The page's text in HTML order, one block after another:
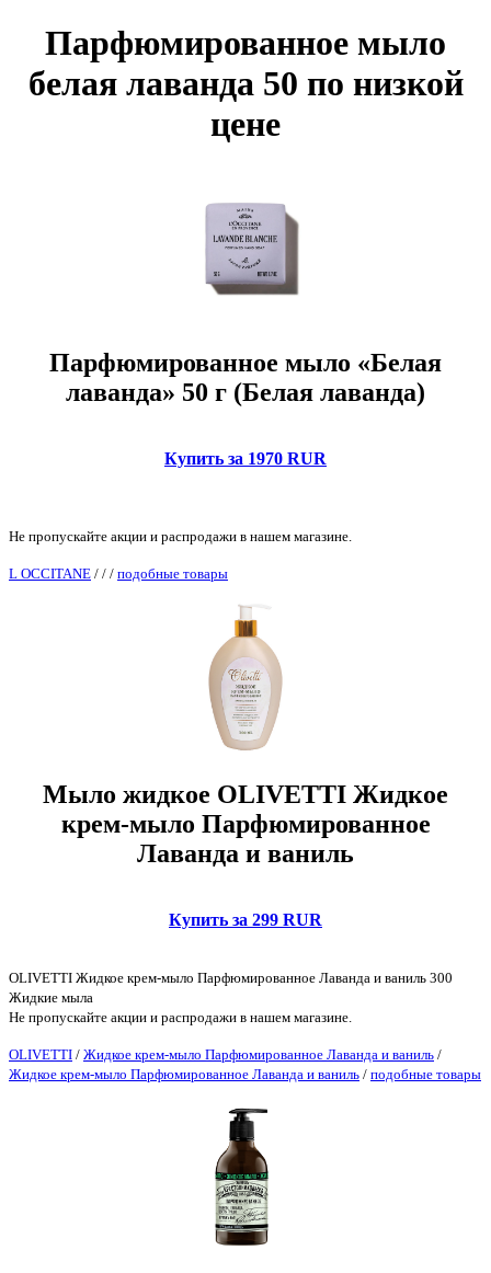
Парфюмированное мыло
белая лаванда 50 по низкой
цене
Парфюмированное мыло «Белая
лаванда» 50 г (Белая лаванда)
Купить за 1970 RUR
Не пропускайте акции и распродажи в нашем магазине.
L OCCITANE / / / подобные товары
Мыло жидкое OLIVETTI Жидкое
крем-мыло Парфюмированное
Лаванда и ваниль
Купить за 299 RUR
OLIVETTI Жидкое крем-мыло Парфюмированное Лаванда и ваниль 300
Жидкие мыла
Не пропускайте акции и распродажи в нашем магазине.
OLIVETTI / Жидкое крем-мыло Парфюмированное Лаванда и ваниль /
Жидкое крем-мыло Парфюмированное Лаванда и ваниль / подобные товары